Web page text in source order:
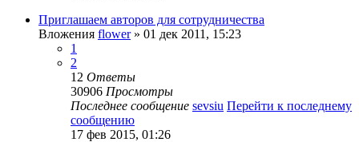
Приглашаем авторов для сотрудничества
Вложения flower» 01 дек 2011, 15:23
1
2
12 Ответы
30906 Просмотры
Последнее сообщение sevsiu Перейти к последнему
сообщению
17 фев 2015, 01:26